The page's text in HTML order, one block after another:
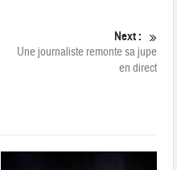
Next :
Une journaliste remonte sa jupe
en direct